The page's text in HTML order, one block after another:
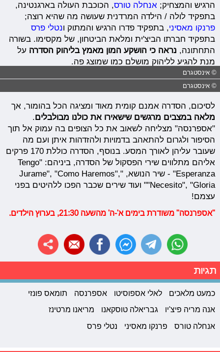
הרגיש והמצחיק;אנחלה טורס, הכוכבת העולה בארגנטינה,
בתפקיד לולה / הילדה המרדנית שעושה מה שהיא רוצה;
פרנקו מאסיני, בתפקיד פדרו הרגיש והמתוק ונטלי פרס
בתפקיד חברתו הביצ'ית ומלאת הביטחון, של מקסימו. בשורה
התחתונה, נראה כי הושקע המון מאמץ בליהוק הסדרה על
מנת להגיע לליהוק מושלם כמו שמוצג פה.
© אינסטגרם
© אינסטגרם
לסיכום, הסדרה אמנם קומית מאוד ומציגה הכל בהומור, אך
מלאה במצבים מרגשים שישאירו את כולנו מבולבלים.
"אספרנסה" מצליחה לשאוב את כל הצופים בה עמוק אל תוך
הסיפור ולגרום להתאהב בדמויות ולהזדהות איתן ועם מה
שעובר עליהן לאורך המסע. בנוסף, הסדרה כוללת 170 פרקים
אליהם מתלווים שירי הפסקול של הסדרה, ביניהם: "Tengo
Esperanza" - שיר הנושא, "Jurame", "Como Haremos",
"Necesito", "Gloria" ועוד שירים שכבר הפכו ללהיטים בפני
עצמם!
"אספרנסה" משודרת בימים א'-ה' מהשעה 21:30, בערוץ הילדים.
תגיות
כמעט מלאכים לאלי אספוסיטו אספרנסה
תומאס פונזי
אנה מריה פיצ'יו
גבריאלה טוסקאנו
מריאנו מרטינז
אנחלה טורס
פרנקו מאסיני נטלי פרס